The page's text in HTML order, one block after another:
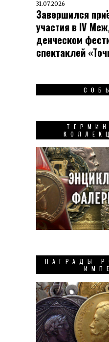
31.07.2026
Завершился
участия в IV
ден­чес­ком
спек­таклей
НАГРАДЫ